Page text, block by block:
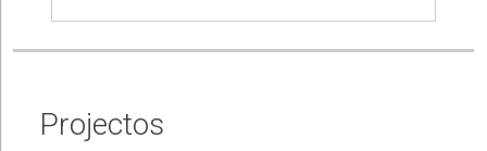
Projectos